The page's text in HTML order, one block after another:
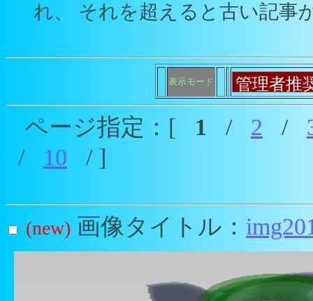
れ、 それを超えると古い記事
表示モード
ページ指定：[ 1 / 2 /
/ 10 / ]
(new) 画像タイトル：